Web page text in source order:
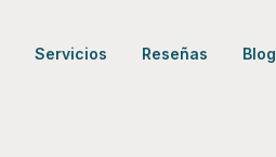
Servicios Reseñas Blog